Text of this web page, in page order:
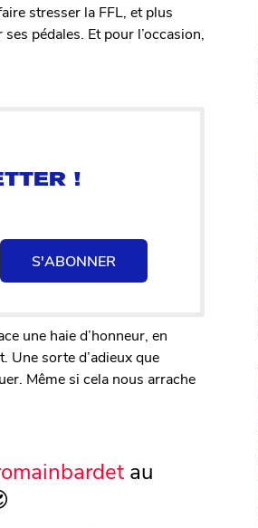
stresser la FFL, et plus
pédales. Et pour l’occasion,
S'ABONNER
une haie d’honneur, en
Une sorte d’adieux que
Même si cela nous arrache
au